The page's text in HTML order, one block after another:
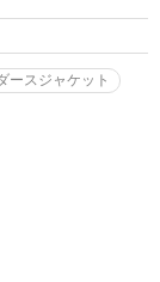
ースジャケット